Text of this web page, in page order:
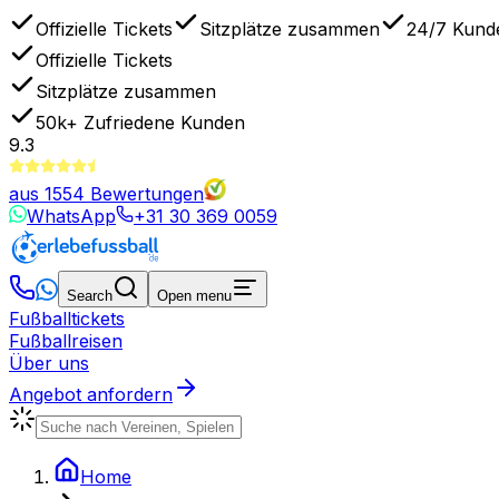
Offizielle Tickets Sitzplätze zusammen
24/7
Offizielle Tickets
Sitzplätze zusammen
50k+ Zufriedene Kunden
9.3
aus 1554 Bewertungen
WhatsApp
+31 30 369 0059
Search Open menu
Fußballtickets
Fußballreisen
Über uns
Angebot anfordern
Home